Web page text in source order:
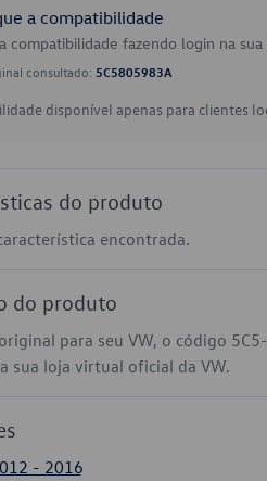
a compatibilidade
compatibilidade fazendo login na sua
consultado: 5C5805983A
disponível apenas para clientes
do produto
encontrada.
do produto
para seu VW, o código
sua loja virtual oficial da VW.
- 2016